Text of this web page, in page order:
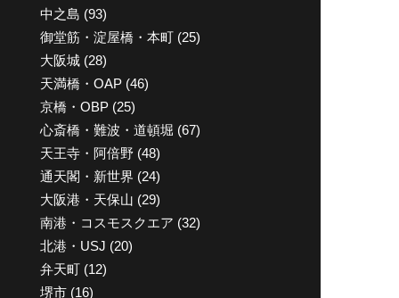
中之島 (93)
御堂筋・淀屋橋・本町 (25)
大阪城 (28)
天満橋・OAP (46)
京橋・OBP (25)
心斎橋・難波・道頓堀 (67)
天王寺・阿倍野 (48)
通天閣・新世界 (24)
大阪港・天保山 (29)
南港・コスモスクエア (32)
北港・USJ (20)
弁天町 (12)
堺市 (16)